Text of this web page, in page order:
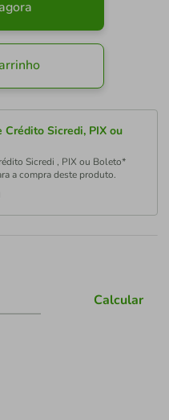
Crédito Sicredi, PIX ou
Sicredi , PIX ou Boleto*
a compra deste produto.
Calcular